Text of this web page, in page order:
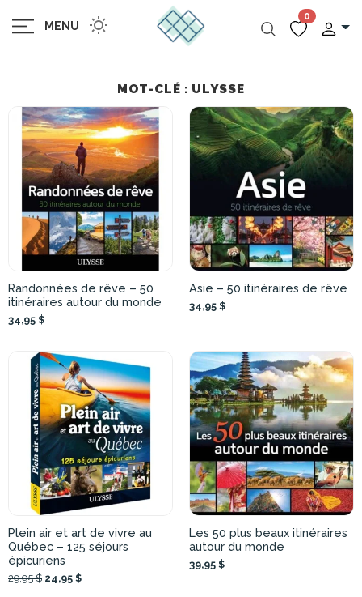
MENU
0
MOT-CLÉ : ULYSSE
Randonnées de rêve – 50
itinéraires autour du monde
34,95 $
Asie – 50 itinéraires de rêve
34,95 $
Plein air et art de vivre au
Québec – 125 séjours
épicuriens
29,95 $ 24,95 $
Les 50 plus beaux itinéraires
autour du monde
39,95 $